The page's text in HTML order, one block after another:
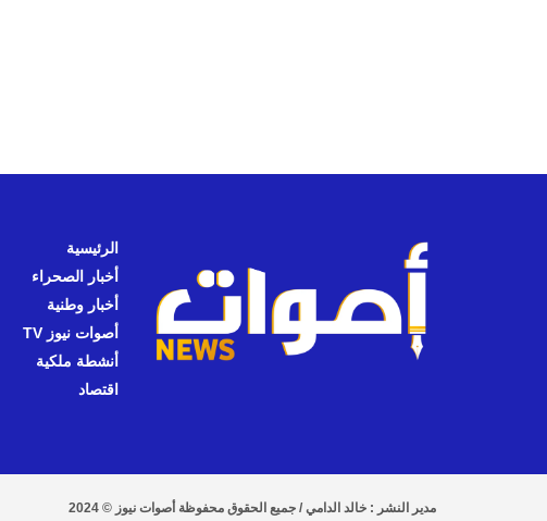
الرئيسية
أخبار الصحراء
أخبار وطنية
أصوات نيوز TV
أنشطة ملكية
اقتصاد
مدير النشر : خالد الدامي / جميع الحقوق محفوظة أصوات نيوز © 2024